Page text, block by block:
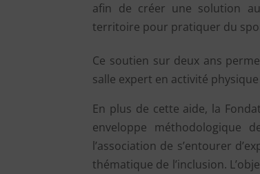
afin de créer une solution
territoire pour pratiquer du
Ce soutien sur deux ans
salle expert en activité
En plus de cette aide, la
enveloppe méthodologique
l’association de s’entourer
thématique de l’inclusion.